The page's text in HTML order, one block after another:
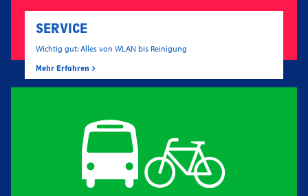
SERVICE
Wichtig gut: Alles von WLAN bis Reinigung
Mehr Erfahren